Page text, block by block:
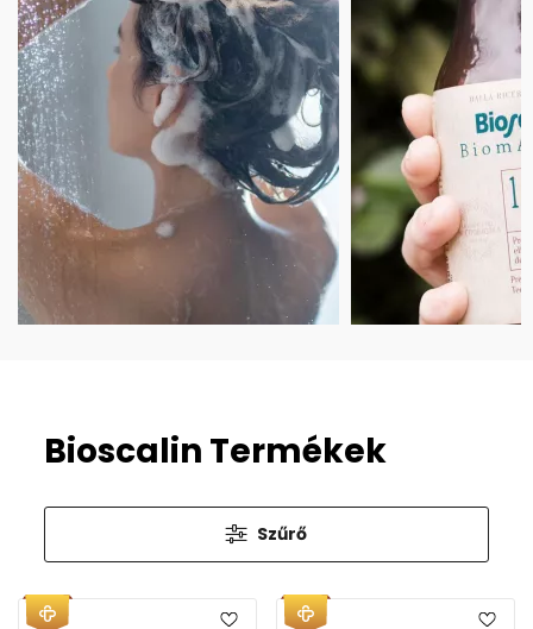
Bioscalin Termékek
Szűrő